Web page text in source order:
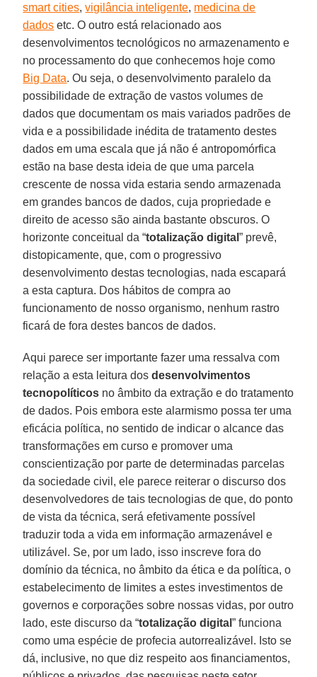
smart cities,vigilância inteligente, medicina de
dados etc. O outro está relacionado aos
desenvolvimentos tecnológicos no armazenamento e
no processamento do que conhecemos hoje como
Big Data. Ou seja, o desenvolvimento paralelo da
possibilidade de extração de vastos volumes de
dados que documentam os mais variados padrões de
vida e a possibilidade inédita de tratamento destes
dados em uma escala que já não é antropomórfica
estão na base desta ideia de que uma parcela
crescente de nossa vida estaria sendo armazenada
em grandes bancos de dados, cuja propriedade e
direito de acesso são ainda bastante obscuros. O
horizonte conceitual da “totalização digital” prevê,
distopicamente, que, com o progressivo
desenvolvimento destas tecnologias, nada escapará
a esta captura. Dos hábitos de compra ao
funcionamento de nosso organismo, nenhum rastro
ficará de fora destes bancos de dados.
Aqui parece ser importante fazer uma ressalva com
relação a esta leitura dosdesenvolvimentos
tecnopolíticos no âmbito da extração e do tratamento
de dados. Pois embora este alarmismo possa ter uma
eficácia política, no sentido de indicar o alcance das
transformações em curso e promover uma
conscientização por parte de determinadas parcelas
da sociedade civil, ele parece reiterar o discurso dos
desenvolvedores de tais tecnologias de que, do ponto
de vista da técnica, será efetivamente possível
traduzir toda a vida em informação armazenável e
utilizável. Se, por um lado, isso inscreve fora do
domínio da técnica, no âmbito da ética e da política, o
estabelecimento de limites a estes investimentos de
governos e corporações sobre nossas vidas, por outro
lado, este discurso da “totalização digital” funciona
como uma espécie de profecia autorrealizável. Isto se
dá, inclusive, no que diz respeito aos financiamentos,